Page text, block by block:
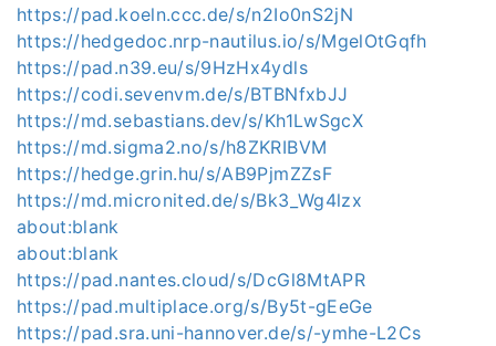
https://pad.koeln.ccc.de/s/n2Io0nS2jN
https://hedgedoc.nrp-nautilus.io/s/MgelOtGqfh
https://pad.n39.eu/s/9HzHx4ydls
https://codi.sevenvm.de/s/BTBNfxbJJ
https://md.sebastians.dev/s/Kh1LwSgcX
https://md.sigma2.no/s/h8ZKRIBVM
https://hedge.grin.hu/s/AB9PjmZZsF
https://md.micronited.de/s/Bk3_Wg4lzx
about:blank
about:blank
https://pad.nantes.cloud/s/DcGl8MtAPR
https://pad.multiplace.org/s/By5t-gEeGe
https://pad.sra.uni-hannover.de/s/-ymhe-L2Cs